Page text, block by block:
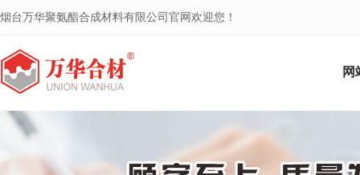
烟台万华聚氨酯合成材料有限公司官网欢迎您！
网